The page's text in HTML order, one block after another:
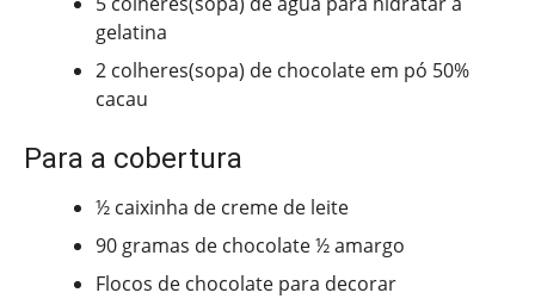
gelatina
2 colheres(sopa) de chocolate em pó 50%
cacau
Para a cobertura
½ caixinha de creme de leite
90 gramas de chocolate ½ amargo
Flocos de chocolate para decorar